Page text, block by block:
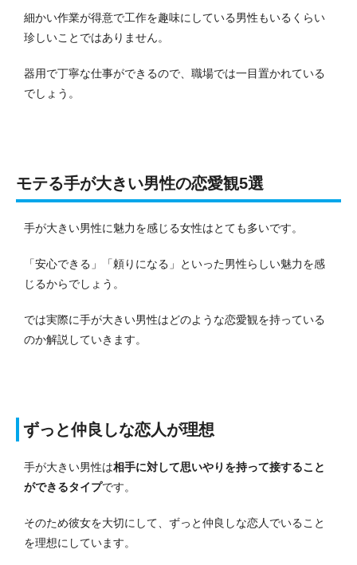
細かい作業が得意で工作を趣味にしている男性もいるくらい
珍しいことではありません。
器用で丁寧な仕事ができるので、職場では一目置かれている
でしょう。
モテる手が大きい男性の恋愛観5選
手が大きい男性に魅力を感じる女性はとても多いです。
「安心できる」「頼りになる」といった男性らしい魅力を感
じるからでしょう。
では実際に手が大きい男性はどのような恋愛観を持っている
のか解説していきます。
ずっと仲良しな恋人が理想
手が大きい男性は相手に対して思いやりを持って接すること
ができるタイプです。
そのため彼女を大切にして、ずっと仲良しな恋人でいること
を理想にしています。